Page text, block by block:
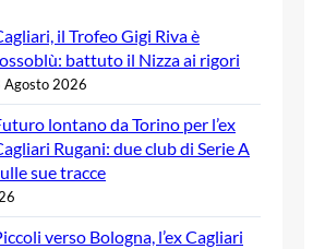
il Trofeo Gigi Riva è
battuto il Nizza ai rigori
Agosto 2026
lontano da Torino per l’ex
Rugani: due club di Serie A
sue tracce
verso Bologna, l’ex Cagliari